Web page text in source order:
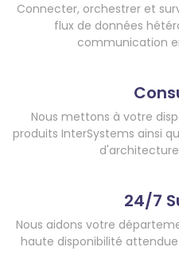
Connecter, orchestrer et
flux de données
communication
Nous mettons à votre
produits InterSystems ainsi
24/7
Nous aidons votre
haute disponibilité